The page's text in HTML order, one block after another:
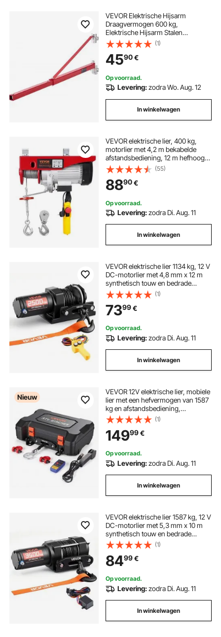
VEVOR Elektrische Hijsarm
Draagvermogen 600 kg,
Elektrische Hijsarm Stalen
Hijsframe 180° Draaibare Steiger
Hijsarm Lier Hijsarm voor Hijsen
Werkplaats Garage
(1)
4590€
Op voorraad.
Levering:zodra Wo. Aug. 12
In winkelwagen
VEVOR elektrische lier, 400 kg,
motorlier met 4,2 m bekabelde
afstandsbediening, 12 m hefhoogte
met enkele kabel, enkele/dubbele
lussen, noodstop, hijsgereedschap
voor garage, magazijn, fabriek
(55)
8890€
Op voorraad.
Levering:zodra Di. Aug. 11
In winkelwagen
VEVOR elektrische lier 1134 kg, 12 V
DC-motorlier met 4,8 mm x 12 m
synthetisch touw en bedrade
afstandsbediening, IP55, aluminium
behuizing, elektrische lier voor het
slepen van ATV's, zwart
(1)
7399€
Op voorraad.
Levering:zodra Di. Aug. 11
In winkelwagen
Nieuw
VEVOR 12V elektrische lier, mobiele
lier met een hefvermogen van 1587
kg en afstandsbediening,
draagbare motorlier met
synthetisch touw, touwgeleider,
sluitinghaak, spanband, draagtas,
elektrische lier voor ATV UTV
offroad
(1)
14999€
Op voorraad.
Levering:zodra Di. Aug. 11
In winkelwagen
VEVOR elektrische lier 1587 kg, 12 V
DC-motorlier met 5,3 mm x 10 m
synthetisch touw en bedrade
afstandsbediening, IP55, aluminium
behuizing, elektrische lier voor het
slepen van ATV's, zwart
(1)
8499€
Op voorraad.
Levering:zodra Di. Aug. 11
In winkelwagen